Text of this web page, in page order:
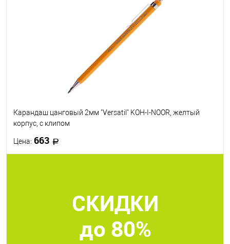
Карандаш цанговый 2мм "Versatil" KOH-I-NOOR, желтый
корпус, с клипом
Цена: 663
В наличии
СКИДКИ
до 80%